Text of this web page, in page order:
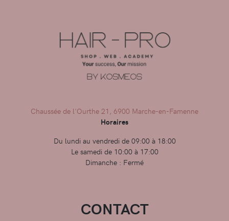
Chaussée de l'Ourthe 21, 6900 Marche-en-Famenne
Horaires
Du lundi au vendredi de 09:00 à 18:00
Le samedi de 10:00 à 17:00
Dimanche : Fermé
CONTACT